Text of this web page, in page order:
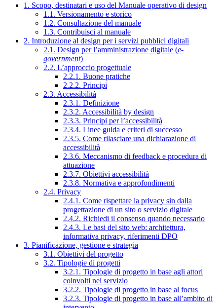
1. Scopo, destinatari e uso del Manuale operativo di design
1.1. Versionamento e storico
1.2. Consultazione del manuale
1.3. Contribuisci al manuale
2. Introduzione al design per i servizi pubblici digitali
2.1. Design per l’amministrazione digitale (e-
government)
2.2. L’approccio progettuale
2.2.1. Buone pratiche
2.2.2. Principi
2.3. Accessibilità
2.3.1. Definizione
2.3.2. Accessibilità by design
2.3.3. Principi per l’accessibilità
2.3.4. Linee guida e criteri di successo
2.3.5. Come rilasciare una dichiarazione di
accessibilità
2.3.6. Meccanismo di feedback e procedura di
attuazione
2.3.7. Obiettivi accessibilità
2.3.8. Normativa e approfondimenti
2.4. Privacy
2.4.1. Come rispettare la privacy sin dalla
progettazione di un sito o servizio digitale
2.4.2. Richiedi il consenso quando necessario
2.4.3. Le basi del sito web: architettura,
informativa privacy, riferimenti DPO
3. Pianificazione, gestione e strategia
3.1. Obiettivi del progetto
3.2. Tipologie di progetti
3.2.1. Tipologie di progetto in base agli attori
coinvolti nel servizio
3.2.2. Tipologie di progetto in base al focus
3.2.3. Tipologie di progetto in base all’ambito di